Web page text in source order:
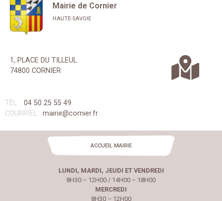
Mairie de Cornier
HAUTE-SAVOIE
1, PLACE DU TILLEUL
74800 CORNIER
TÉL. : 04 50 25 55 49
COURRIEL : mairie@cornier.fr
ACCUEIL MAIRIE
LUNDI, MARDI, JEUDI ET VENDREDI
8H30 – 12H00 / 14H00 – 18H00
MERCREDI
8H30 – 12H00